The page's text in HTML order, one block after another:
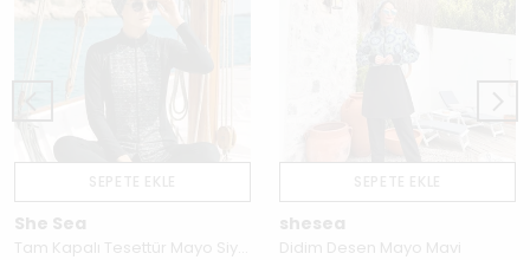
She Sea shesea
Didim Desen Mayo Mavi